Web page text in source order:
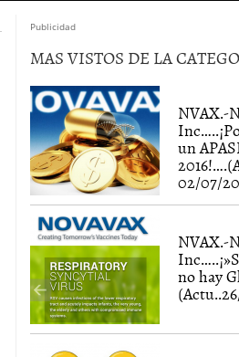
Publicidad
MAS VISTOS DE LA
NVAX.-
un
02/07/
NVAX.-
no hay